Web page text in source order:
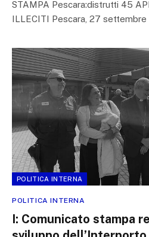
STAMPA Pescara:distrutti 45
ILLECITI Pescara, 27 settembre
POLITICA INTERNA
POLITICA INTERNA
I: Comunicato stampa